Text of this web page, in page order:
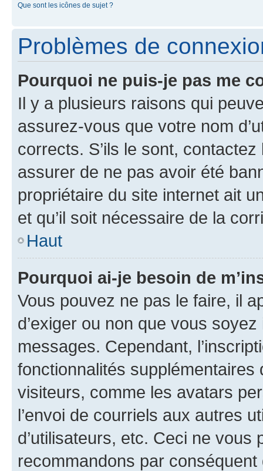
Que sont les icônes de sujet ?
Problèmes de
Pourquoi ne puis-je pas me
Il y a plusieurs raisons qui
assurez-vous que votre nom
corrects. S’ils le sont,
assurer de ne pas avoir été
propriétaire du site internet ait
et qu’il soit nécessaire de la
Haut
Pourquoi ai-je besoin de
Vous pouvez ne pas le faire, il
d’exiger ou non que vous
messages. Cependant,
fonctionnalités
visiteurs, comme les avatars
l’envoi de courriels aux autres
d’utilisateurs, etc. Ceci ne vous
recommandons par conséquent